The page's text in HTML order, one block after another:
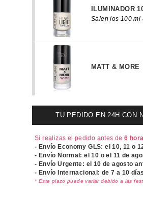
ILUMINADOR
Salen los 100 ml
MATT & MORE
TU PEDIDO EN 24H CON
Si realizas el pedido antes de6
- Envío Economy GLS: el10, 11 o
- Envío Normal: el10 o el 11 de
- Envío Urgente: el 10 de agosto
- Envío Internacional: de 7 a 10 días
* Este plazo puede variar debido a las